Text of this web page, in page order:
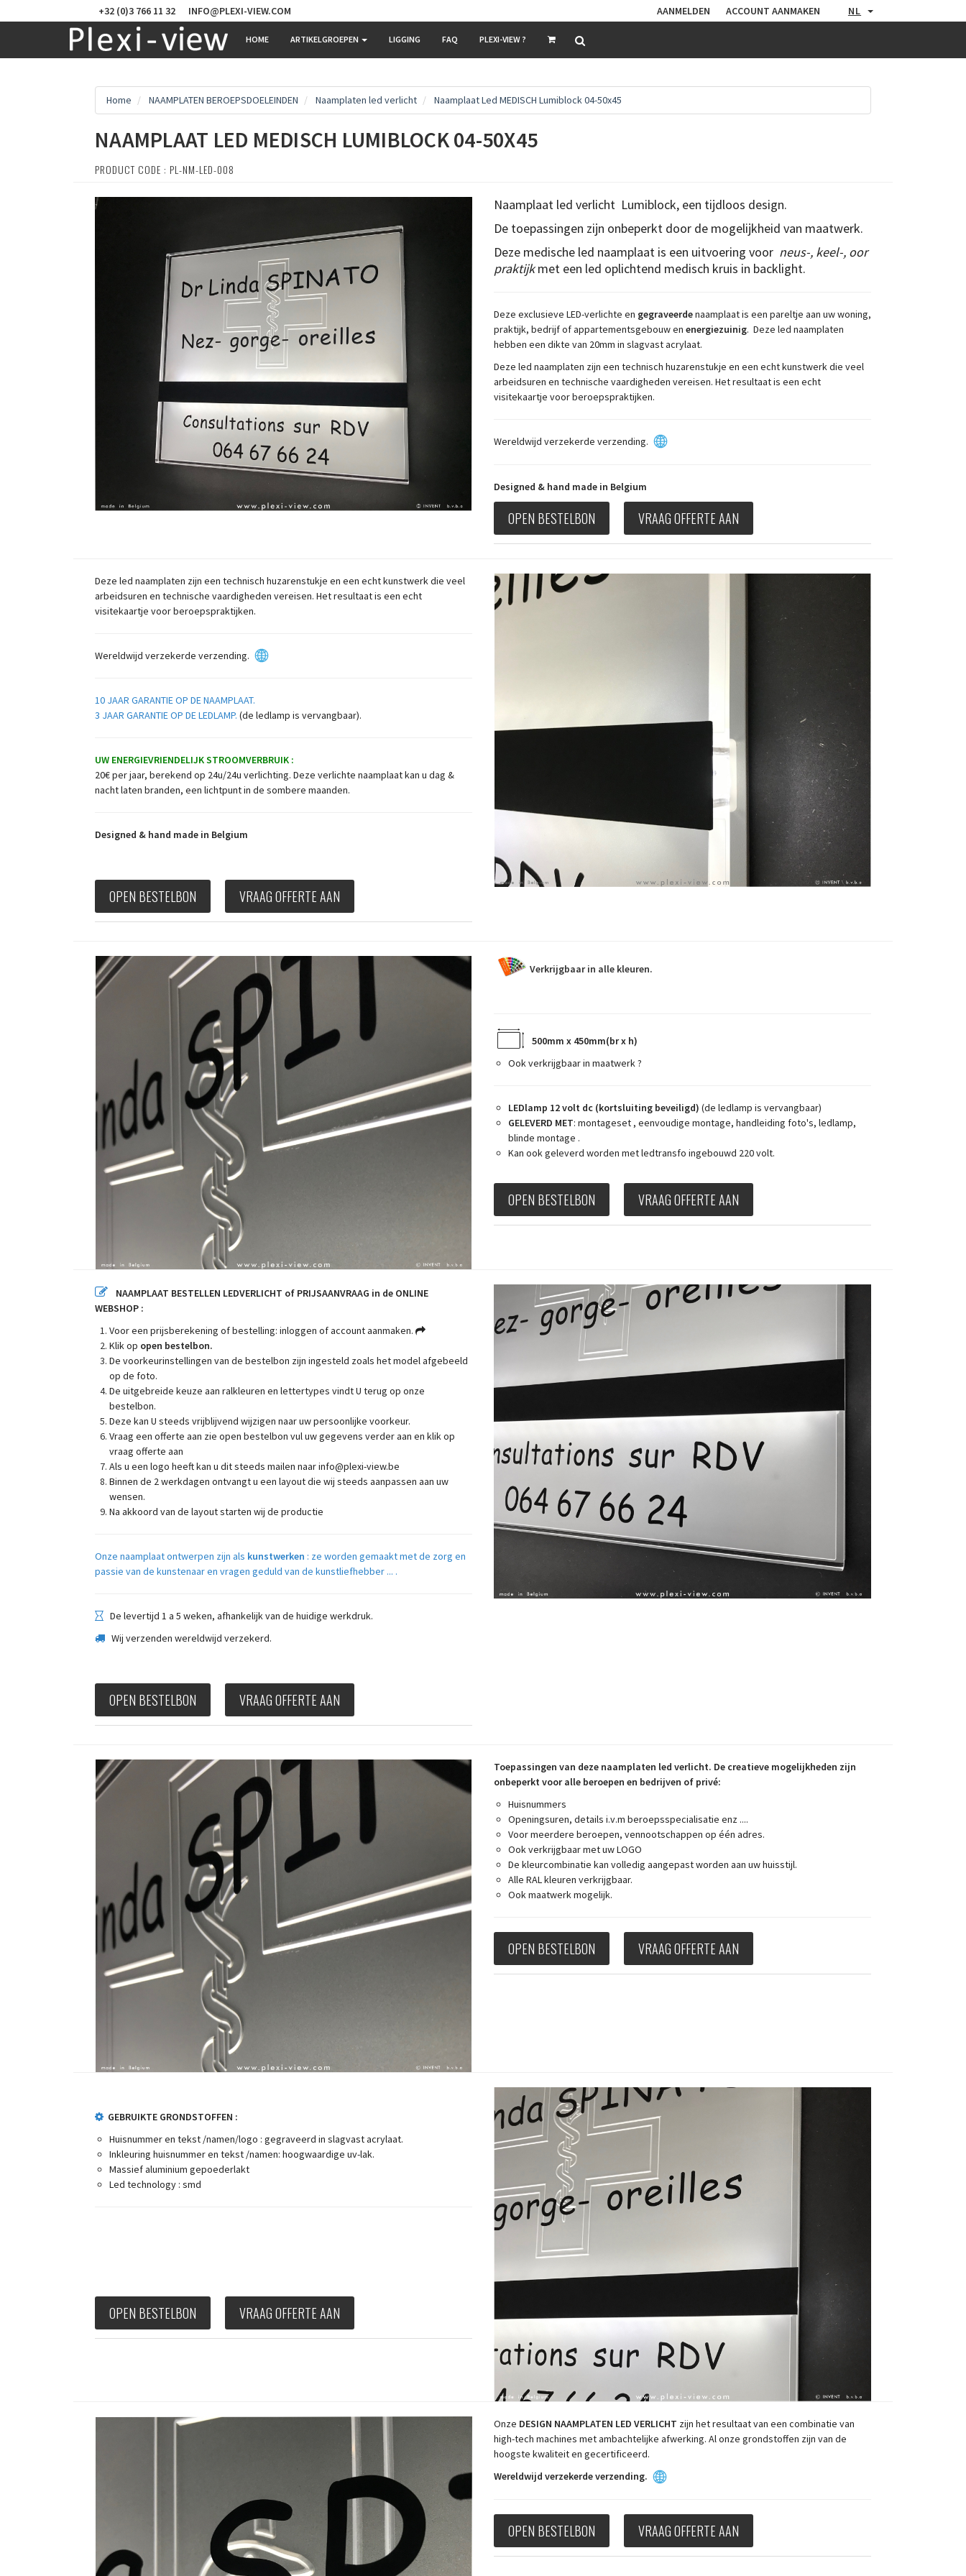
+32 (0)3 766 11 32 INFO@PLEXI-VIEW.COM AANMELDEN ACCOUNT AANMAKEN NL
HOME ARTIKELGROEPEN LIGGING FAQ PLEXI-VIEW ?
Home NAAMPLATEN BEROEPSDOELEINDEN Naamplaten led verlicht Naamplaat Led MEDISCH Lumiblock 04-50x45
NAAMPLAAT LED MEDISCH LUMIBLOCK 04-50X45
PRODUCT CODE : PL-NM-LED-008
Naamplaat led verlicht Lumiblock, een tijdloos design.
De toepassingen zijn onbeperkt door de mogelijkheid van maatwerk.
Deze medische led naamplaat is een uitvoering voor neus-, keel-, oor
praktijkmet een led oplichtend medisch kruis in backlight.
Deze exclusieve LED-verlichte en gegraveerdenaamplaat is een pareltje aan uw woning,
praktijk, bedrijf of appartementsgebouw en energiezuinig. Deze led naamplaten
hebben een dikte van 20mm in slagvast acrylaat.
Deze led naamplaten zijn een technisch huzarenstukje en een echt kunstwerk die veel
arbeidsuren en technische vaardigheden vereisen. Het resultaat is een echt
visitekaartje voor beroepspraktijken.
Wereldwijd verzekerde verzending.
Designed & hand made in Belgium
OPEN BESTELBON VRAAG OFFERTE AAN
Deze led naamplaten zijn een technisch huzarenstukje en een echt kunstwerk die veel
arbeidsuren en technische vaardigheden vereisen. Het resultaat is een echt
visitekaartje voor beroepspraktijken.
Wereldwijd verzekerde verzending.
10 JAAR GARANTIE OP DE NAAMPLAAT.
3 JAAR GARANTIE OP DE LEDLAMP. (de ledlamp is vervangbaar).
UW ENERGIEVRIENDELIJK STROOMVERBRUIK :
20€ per jaar, berekend op 24u/24u verlichting. Deze verlichte naamplaat kan u dag &
nacht laten branden, een lichtpunt in de sombere maanden.
Designed & hand made in Belgium
OPEN BESTELBON VRAAG OFFERTE AAN
Verkrijgbaar in alle kleuren.
500mm x 450mm(br x h)
Ook verkrijgbaar in maatwerk ?
LEDlamp 12 volt dc (kortsluiting beveiligd) (de ledlamp is vervangbaar)
GELEVERD MET: montageset , eenvoudige montage, handleiding foto's, ledlamp,
blinde montage .
Kan ook geleverd worden met ledtransfo ingebouwd 220 volt.
OPEN BESTELBON VRAAG OFFERTE AAN
NAAMPLAAT BESTELLEN LEDVERLICHT of PRIJSAANVRAAG in de ONLINE
WEBSHOP :
Voor een prijsberekening of bestelling: inloggen of account aanmaken.
Klik op open bestelbon.
De voorkeurinstellingen van de bestelbon zijn ingesteld zoals het model afgebeeld
op de foto.
De uitgebreide keuze aan ralkleuren en lettertypes vindt U terug op onze
bestelbon.
Deze kan U steeds vrijblijvend wijzigen naar uw persoonlijke voorkeur.
Vraag een offerte aan zie open bestelbon vul uw gegevens verder aan en klik op
vraag offerte aan
Als u een logo heeft kan u dit steeds mailen naarinfo@plexi-view.be
Binnen de 2 werkdagen ontvangt u een layout die wij steeds aanpassen aan uw
wensen.
Na akkoord van de layout starten wij de productie
Onze naamplaat ontwerpen zijn als kunstwerken : ze worden gemaakt met de zorg en
passie van de kunstenaar en vragen geduld van de kunstliefhebber ... .
De levertijd 1 a 5 weken, afhankelijk van de huidige werkdruk.
Wij verzenden wereldwijd verzekerd.
OPEN BESTELBON VRAAG OFFERTE AAN
Toepassingen van deze naamplaten led verlicht. De creatieve mogelijkheden zijn
onbeperkt voor alle beroepen en bedrijven of privé:
Huisnummers
Openingsuren, details i.v.m beroepsspecialisatie enz ....
Voor meerdere beroepen, vennootschappen op één adres.
Ook verkrijgbaar met uw LOGO
De kleurcombinatie kan volledig aangepast worden aan uw huisstijl.
Alle RAL kleuren verkrijgbaar.
Ook maatwerk mogelijk.
OPEN BESTELBON VRAAG OFFERTE AAN
GEBRUIKTE GRONDSTOFFEN :
Huisnummer en tekst /namen/logo : gegraveerd in slagvast acrylaat.
Inkleuring huisnummer en tekst /namen: hoogwaardige uv-lak.
Massief aluminium gepoederlakt
Led technology : smd
OPEN BESTELBON VRAAG OFFERTE AAN
Onze DESIGN NAAMPLATEN LED VERLICHT zijn het resultaat van een combinatie van
high-tech machines met ambachtelijke afwerking. Al onze grondstoffen zijn van de
hoogste kwaliteit en gecertificeerd.
Wereldwijd verzekerde verzending.
OPEN BESTELBON VRAAG OFFERTE AAN